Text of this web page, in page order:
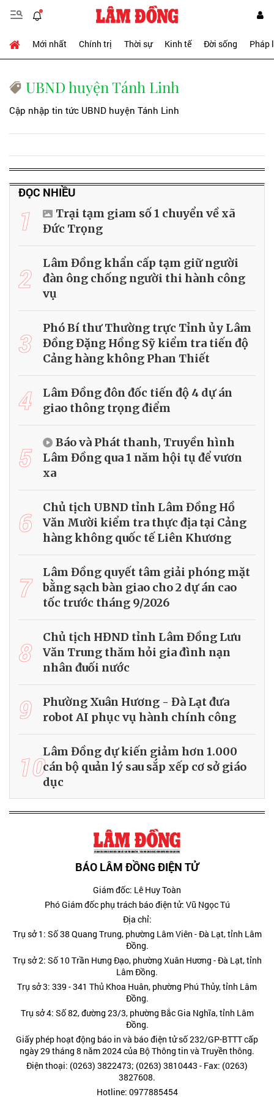
Mới nhất Chính trị Thời sự Kinh tế Đời sống Pháp
UBND huyện Tánh Linh
Cập nhập tin tức UBND huyện Tánh Linh
ĐỌC NHIỀU
1
Trại tạm giam số 1 chuyển về xã
Đức Trọng
2
Lâm Đồng khẩn cấp tạm giữ người
đàn ông chống người thi hành công
vụ
3
Phó Bí thư Thường trực Tỉnh ủy Lâm
Đồng Đặng Hồng Sỹ kiểm tra tiến độ
Cảng hàng không Phan Thiết
4
Lâm Đồng đôn đốc tiến độ 4 dự án
giao thông trọng điểm
5
Báo và Phát thanh, Truyền hình
Lâm Đồng qua 1 năm hội tụ để vươn
xa
6
Chủ tịch UBND tỉnh Lâm Đồng Hồ
Văn Mười kiểm tra thực địa tại Cảng
hàng không quốc tế Liên Khương
7
Lâm Đồng quyết tâm giải phóng mặt
bằng sạch bàn giao cho 2 dự án cao
tốc trước tháng 9/2026
8
Chủ tịch HĐND tỉnh Lâm Đồng Lưu
Văn Trung thăm hỏi gia đình nạn
nhân đuối nước
9
Phường Xuân Hương - Đà Lạt đưa
robot AI phục vụ hành chính công
10Lâm Đồng dự kiến giảm hơn 1.000
cán bộ quản lý sau sắp xếp cơ sở giáo
dục
BÁO LÂM ĐỒNG ĐIỆN TỬ
Giám đốc: Lê Huy Toàn
Phó Giám đốc phụ trách báo điện tử: Vũ Ngọc Tú
Địa chỉ:
Trụ sở 1: Số 38 Quang Trung, phường Lâm Viên - Đà Lạt, tỉnh Lâm
Đồng.
Trụ sở 2: Số 10 Trần Hưng Đạo, phường Xuân Hương - Đà Lạt, tỉnh
Lâm Đồng.
Trụ sở 3: 339 - 341 Thủ Khoa Huân, phường Phú Thủy, tỉnh Lâm
Đồng.
Trụ sở 4: Số 82, đường 23/3, phường Bắc Gia Nghĩa, tỉnh Lâm
Đồng.
Giấy phép hoạt động báo in và báo điện tử số 232/GP-BTTT cấp
ngày 29 tháng 8 năm 2024 của Bộ Thông tin và Truyền thông.
Điện thoại: (0263) 3822473; (0263) 3810443 - Fax: (0263)
3827608.
Hotline: 0977885454